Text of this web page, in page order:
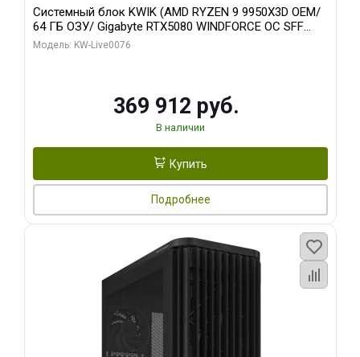
Системный блок KWIK (AMD RYZEN 9 9950X3D OEM/
64 ГБ ОЗУ/ Gigabyte RTX5080 WINDFORCE OC SFF
16GB GDDR7 256bit / 960 ГБ SSD)
Модель: KW-Live0076
369 912 руб.
В наличии
Купить
Подробнее